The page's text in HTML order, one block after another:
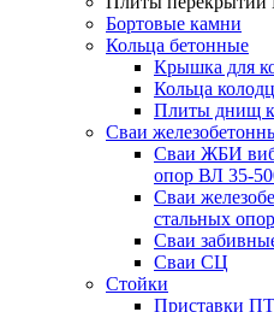
Бортовые камни
Кольца бетонные
Крышка для
Кольца
Плиты днищ
Сваи
Сваи ЖБИ
опор ВЛ 35-
Сваи
стальных
Сваи
Сваи СЦ
Стойки
Приставки